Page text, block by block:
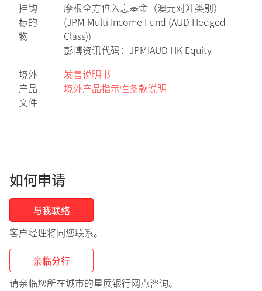
挂钩
标的
物
摩根全方位入息基金（澳元对冲类别）
(JPM Multi Income Fund (AUD Hedged
Class))
彭博资讯代码：JPMIAUD HK Equity
境外
产品
文件
发售说明书
境外产品指示性条款说明
如何申请
与我联络
客户经理将同您联系。
亲临分行
请亲临您所在城市的星展银行网点咨询。